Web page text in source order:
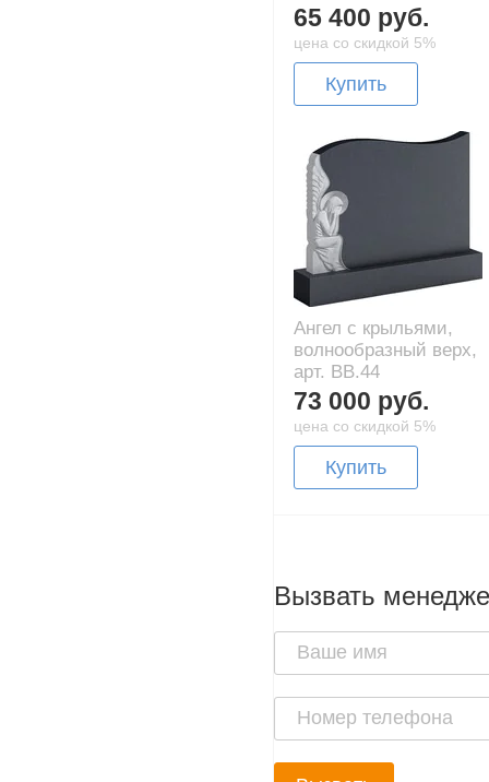
65 400 руб.
цена со скидкой 5%
Купить
Ангел с крыльями,
волнообразный верх,
арт. BB.44
73 000 руб.
цена со скидкой 5%
Купить
Вызвать